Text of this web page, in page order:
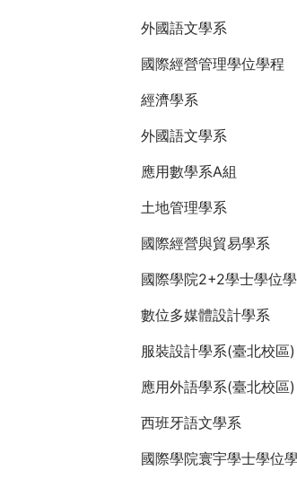
外國語文學系
國際經營管理學位學程
經濟學系
外國語文學系
應用數學系A組
土地管理學系
國際經營與貿易學系
國際學院2+2學士學位
數位多媒體設計學系
服裝設計學系(臺北校區)
應用外語學系(臺北校區)
西班牙語文學系
國際學院寰宇學士學位